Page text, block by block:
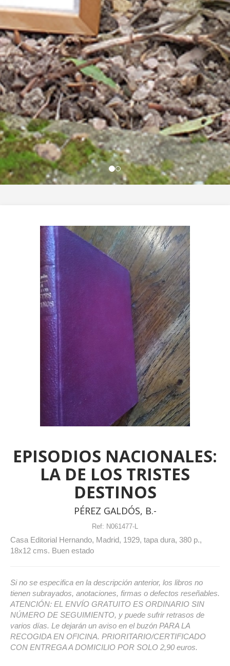
EPISODIOS NACIONALES:
LA DE LOS TRISTES
DESTINOS
PÉREZ GALDÓS, B.-
Ref: N061477-L
Casa Editorial Hernando, Madrid, 1929, tapa dura, 380 p.,
18x12 cms. Buen estado
Si no se especifica en la descripción anterior, los libros no
tienen subrayados, anotaciones, firmas o defectos reseñables.
ATENCIÓN: EL ENVÍO GRATUITO ES ORDINARIO SIN
NÚMERO DE SEGUIMIENTO, y puede sufrir retrasos de
varios días. Le dejarán un aviso en el buzón PARA LA
RECOGIDA EN OFICINA. PRIORITARIO/CERTIFICADO
CON ENTREGA A DOMICILIO POR SOLO 2,90 euros.